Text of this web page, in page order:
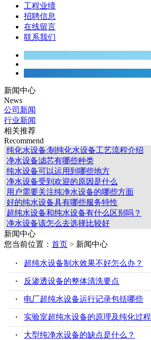
工程业绩
招聘信息
在线留言
联系我们
新闻中心
News
公司新闻
行业新闻
相关推荐
Recommend
纯化水设备:制纯化水设备工艺流程介绍
净水设备滤芯有哪些种类
纯水设备可以运用到哪些地方
净水设备受到欢迎的原因是什么
用户需要关注纯净水设备的哪些方面
好的纯水设备具有哪些服务特性
超纯水设备和纯水设备有什么区别吗？
净水设备该怎么去选择比较好
新闻中心
您当前位置： 首页 > 新闻中心
· 超纯水设备制水效果不好怎么办？
· 反渗透设备的整体清洗要点
· 电厂超纯水设备运行记录包括哪些
· 实验室超纯水设备的原理及纯化过程
· 大型纯净水设备的缺点是什么？